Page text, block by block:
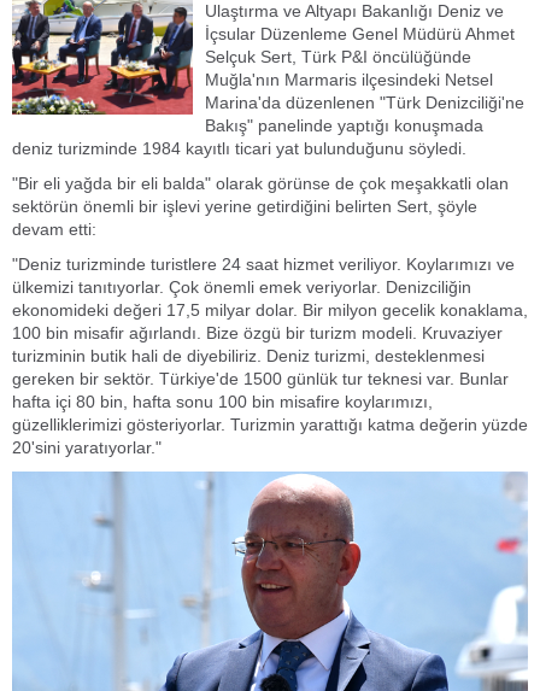
Ulaştırma ve Altyapı Bakanlığı Deniz ve
İçsular Düzenleme Genel Müdürü Ahmet
Selçuk Sert, Türk P&I öncülüğünde
Muğla'nın Marmaris ilçesindeki Netsel
Marina'da düzenlenen "Türk Denizciliği'ne
Bakış" panelinde yaptığı konuşmada
deniz turizminde 1984 kayıtlı ticari yat bulunduğunu söyledi.
"Bir eli yağda bir eli balda" olarak görünse de çok meşakkatli olan
sektörün önemli bir işlevi yerine getirdiğini belirten Sert, şöyle
devam etti:
"Deniz turizminde turistlere 24 saat hizmet veriliyor. Koylarımızı ve
ülkemizi tanıtıyorlar. Çok önemli emek veriyorlar. Denizciliğin
ekonomideki değeri 17,5 milyar dolar. Bir milyon gecelik konaklama,
100 bin misafir ağırlandı. Bize özgü bir turizm modeli. Kruvaziyer
turizminin butik hali de diyebiliriz. Deniz turizmi, desteklenmesi
gereken bir sektör. Türkiye'de 1500 günlük tur teknesi var. Bunlar
hafta içi 80 bin, hafta sonu 100 bin misafire koylarımızı,
güzelliklerimizi gösteriyorlar. Turizmin yarattığı katma değerin yüzde
20'sini yaratıyorlar."